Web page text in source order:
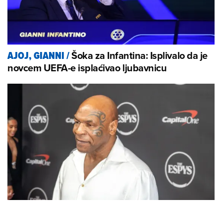
AJOJ, GIANNI/Šoka za Infantina: Isplivalo da je
novcem UEFA-e isplaćivao ljubavnicu